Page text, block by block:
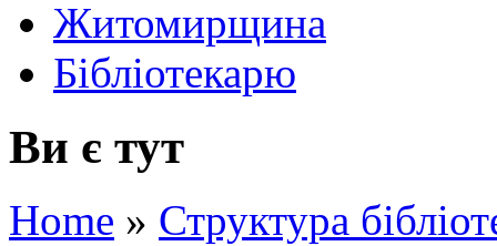
Житомирщина
Бібліотекарю
Ви є тут
Home » Структура